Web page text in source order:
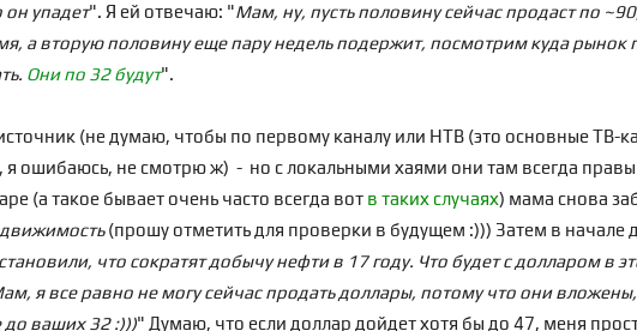
он упадет". Я ей отвечаю: "Мам, ну, пусть половину сейчас продаст по
а вторую половину еще пару недель подержит, посмотрим куда рынок
Они по 32 будут".
(не думаю, чтобы по первому каналу или НТВ (это основные ТВ-
ошибаюсь, не смотрю ж) - но с локальными хаями они там всегда
(а такое бывает очень часто всегда вот в таких случаях) мама снова
(прошу отметить для проверки в будущем :))) Затем в начале
что сократят добычу нефти в 17 году. Что будет с долларом в
я все равно не могу сейчас продать доллары, потому что они
до ваших 32 :)))" Думаю, что если доллар дойдет хотя бы до 47, меня